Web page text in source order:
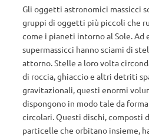
Gli oggetti astronomici massicci
gruppi di oggetti più piccoli che
come i pianeti intorno al Sole. Ad
supermassicci hanno sciami di
attorno. Stelle a loro volta
di roccia, ghiaccio e altri detriti
gravitazionali, questi enormi
dispongono in modo tale da
circolari. Questi dischi, composti
particelle che orbitano insieme,